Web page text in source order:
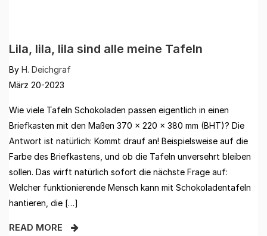
Lila, lila, lila sind alle meine Tafeln
By H. Deichgraf
März 20-2023
Wie viele Tafeln Schokoladen passen eigentlich in einen
Briefkasten mit den Maßen 370 x 220 x 380 mm (BHT)? Die
Antwort ist natürlich: Kommt drauf an! Beispielsweise auf die
Farbe des Briefkastens, und ob die Tafeln unversehrt bleiben
sollen. Das wirft natürlich sofort die nächste Frage auf:
Welcher funktionierende Mensch kann mit Schokoladentafeln
hantieren, die […]
READ MORE